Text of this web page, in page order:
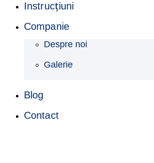
Instrucţiuni
Companie
Despre noi
Galerie
Blog
Contact